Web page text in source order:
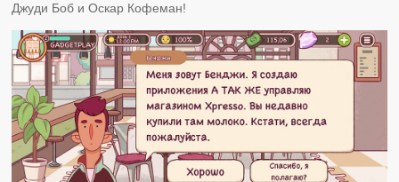
Джуди Боб и Оскар Кофеман!